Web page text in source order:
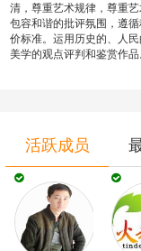
清，尊重艺术规律，尊重
包容和谐的批评氛围，遵
价标准。运用历史的、人民
美学的观点评判和鉴赏作品
活跃成员